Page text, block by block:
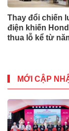
Thay đổi chiến
điện khiến
thua lỗ kể từ
MỚI CẬP